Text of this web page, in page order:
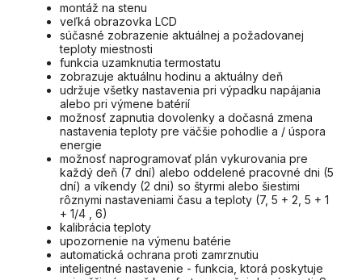
montáž na stenu
veľká obrazovka LCD
súčasné zobrazenie aktuálnej a požadovanej
teploty miestnosti
funkcia uzamknutia termostatu
zobrazuje aktuálnu hodinu a aktuálny deň
udržuje všetky nastavenia pri výpadku napájania
alebo pri výmene batérií
možnosť zapnutia dovolenky a dočasná zmena
nastavenia teploty pre väčšie pohodlie a / úspora
energie
možnosť naprogramovať plán vykurovania pre
každý deň (7 dní) alebo oddelené pracovné dni (5
dní) a víkendy (2 dni) so štyrmi alebo šiestimi
rôznymi nastaveniami času a teploty (7, 5 + 2, 5 + 1
+ 1/4 , 6)
kalibrácia teploty
upozornenie na výmenu batérie
automatická ochrana proti zamrznutiu
inteligentné nastavenie - funkcia, ktorá poskytuje